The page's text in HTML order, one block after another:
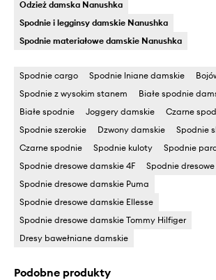
Odzież damska Nanushka
Spodnie i legginsy damskie Nanushka
Spodnie materiałowe damskie Nanushka
Spodnie cargo Spodnie lniane damskie
Spodnie z wysokim stanem
Białe spodnie
Białe spodnie
Joggery damskie
Czarne
Spodnie szerokie
Dzwony damskie
Spodnie
Czarne spodnie
Spodnie kuloty
Spodnie
Spodnie dresowe damskie 4F
Spodnie
Spodnie dresowe damskie Puma
Spodnie dresowe damskie Ellesse
Spodnie dresowe damskie Tommy Hilfiger
Dresy bawełniane damskie
Podobne produkty